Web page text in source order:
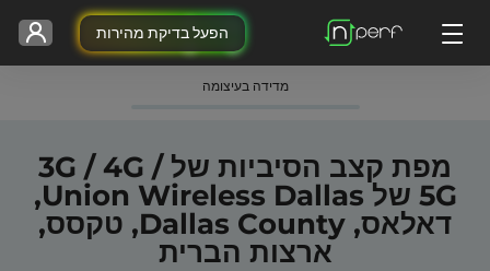
הפעל בדיקת מהירות
מדידה בעיצומה
מפת קצב הסיביות של 3G / 4G /
5G של Union Wireless Dallas,
דאלאס, Dallas County, טקסס,
ארצות הברית